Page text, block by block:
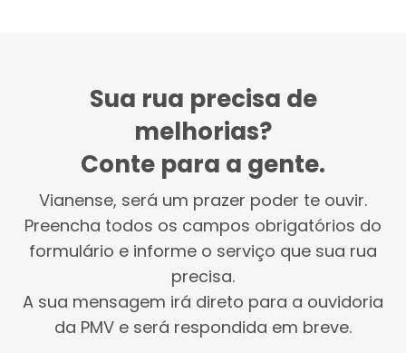
Sua rua precisa de
melhorias?
Conte para a gente.
Vianense, será um prazer poder te ouvir.
Preencha todos os campos obrigatórios do
formulário e informe o serviço que sua rua
precisa.
A sua mensagem irá direto para a ouvidoria
da PMV e será respondida em breve.